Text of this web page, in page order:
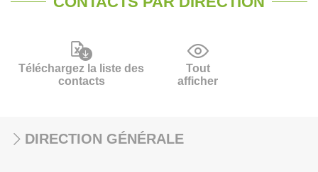
Téléchargez la liste des
contacts
Tout
afficher
DIRECTION GÉNÉRALE